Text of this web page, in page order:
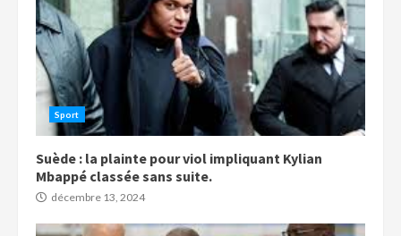
Sport
Suède : la plainte pour viol impliquant Kylian
Mbappé classée sans suite.
décembre 13, 2024